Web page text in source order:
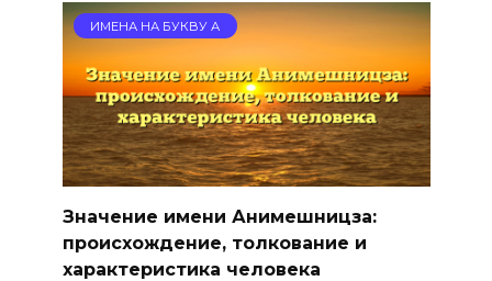
ИМЕНА НА БУКВУ А
Значение имени Анимешницза:
происхождение, толкование и
характеристика человека